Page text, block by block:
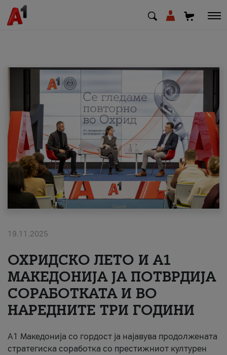
МК SQ
Приватни Деловни
Поддршка
Надополни кредит
#ПодобарОнлајн
19.11.2025
ОХРИДСКО ЛЕТО И A1
МАКЕДОНИЈА ЈА ПОТВРДИЈА
СОРАБОТКАТА И ВО
НАРЕДНИТЕ ТРИ ГОДИНИ
A1 Македонија со гордост ја најавува продолжената
стратегиска соработка со престижниот културен